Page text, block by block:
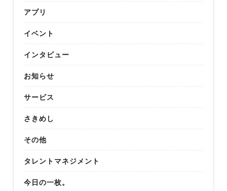
アプリ
イベント
インタビュー
お知らせ
サービス
さきめし
その他
タレントマネジメント
今日の一枚。